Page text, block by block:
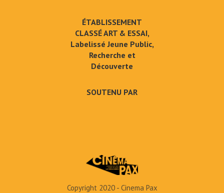
ÉTABLISSEMENT
CLASSÉ ART & ESSAI,
Labelissé Jeune Public,
Recherche et
Découverte
SOUTENU PAR
Copyright 2020 - Cinema Pax